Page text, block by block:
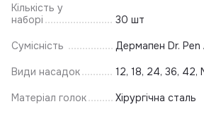
Кількість у
наборі
30 шт
Сумісність Дермапен Dr. Pen
Види насадок 12, 18, 24, 36, 42,
Матеріал голок Хірургічна сталь